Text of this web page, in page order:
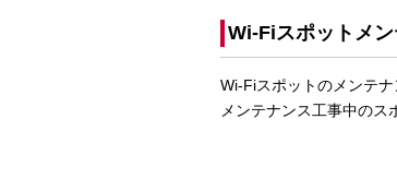
Wi-Fiスポットメ
Wi-Fiスポットのメンテナ
メンテナンス工事中のス